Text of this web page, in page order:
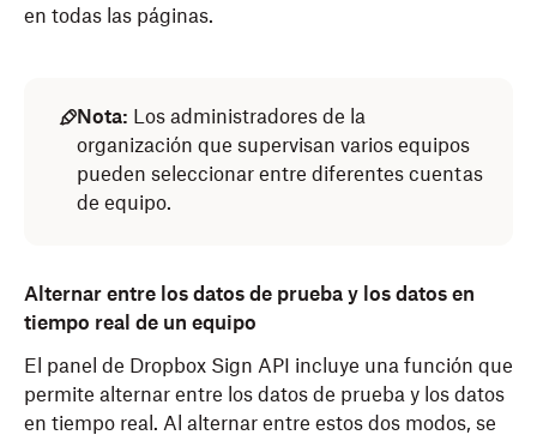
en todas las páginas.
Nota: Los administradores de la
organización que supervisan varios equipos
pueden seleccionar entre diferentes cuentas
de equipo.
Alternar entre los datos de prueba y los datos en
tiempo real de un equipo
El panel de Dropbox Sign API incluye una función que
permite alternar entre los datos de prueba y los datos
en tiempo real. Al alternar entre estos dos modos, se